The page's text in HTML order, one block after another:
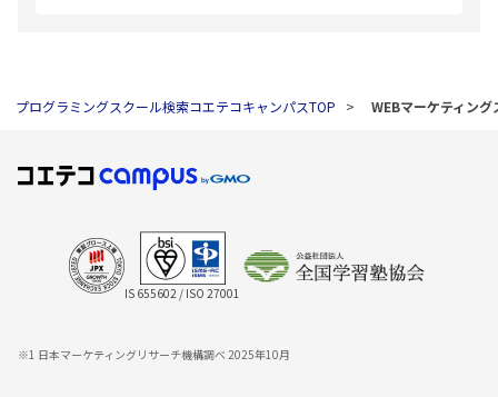
プログラミングスクール検索コエテコキャンパスTOP WEBマーケティン
IS 655602 / ISO 27001
※1 日本マーケティングリサーチ機構調べ 2025年10月